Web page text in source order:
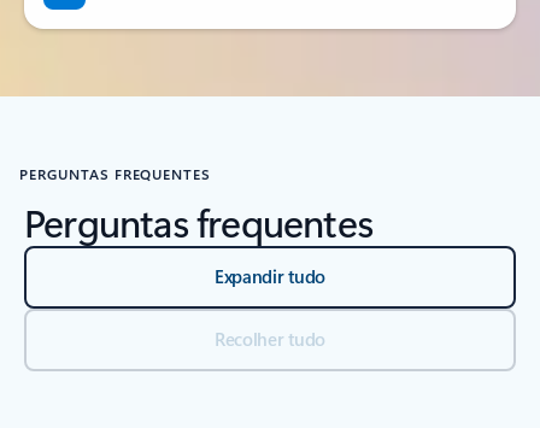
PERGUNTAS FREQUENTES
Perguntas frequentes
Expandir tudo
Recolher tudo